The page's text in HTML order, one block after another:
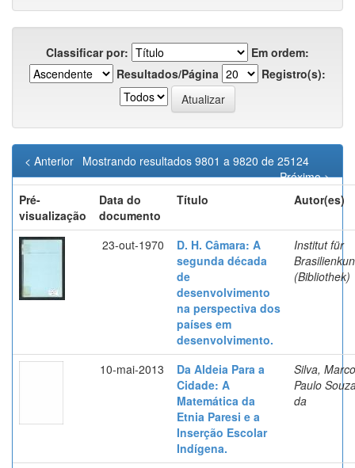
Classificar por:
Em ordem:
Resultados/Página
Registro(s):
Mostrando resultados 9801 a 9820 de 25124
< Anterior
Próximo >
Pré-
visualização
Data do
documento
Título Autor(es)
23-out-1970
D. H. Câmara: A
segunda década
de
desenvolvimento
na perspectiva dos
países em
desenvolvimento.
Institut für
(Bibliothek)
10-mai-2013
Da Aldeia Para a
Cidade: A
Matemática da
Etnia Paresi e a
Inserção Escolar
Indígena.
Silva,
Paulo
da